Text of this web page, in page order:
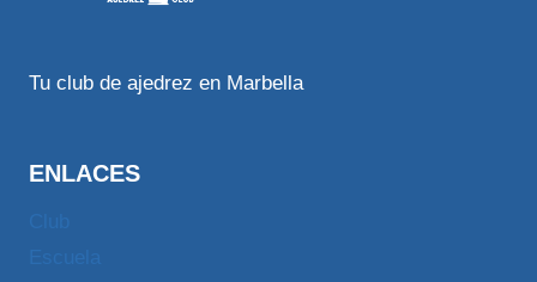
Tu club de ajedrez en Marbella
ENLACES